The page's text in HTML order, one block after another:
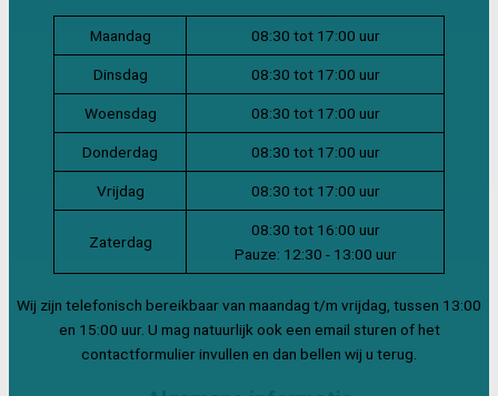
Maandag 08:30 tot 17:00 uur
Dinsdag 08:30 tot 17:00 uur
Woensdag 08:30 tot 17:00 uur
Donderdag 08:30 tot 17:00 uur
Vrijdag 08:30 tot 17:00 uur
Zaterdag
08:30 tot 16:00 uur
Pauze: 12:30 - 13:00 uur
Wij zijn telefonisch bereikbaar van maandag t/m vrijdag, tussen 13:00
en 15:00 uur. U mag natuurlijk ook een email sturen of het
contactformulier invullen en dan bellen wij u terug.